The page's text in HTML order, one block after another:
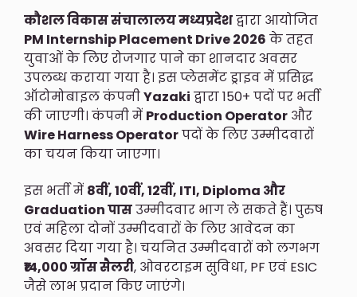
कौशल विकास संचालालय मध्यप्रदेशद्वारा आयोजित
PM Internship Placement Drive 2026 के तहत
युवाओं के लिए रोजगार पाने का शानदार अवसर
उपलब्ध कराया गया है। इस प्लेसमेंट ड्राइव में प्रसिद्ध
ऑटोमोबाइल कंपनीYazaki द्वारा 150+ पदों पर भर्ती
की जाएगी। कंपनी में Production Operator और
Wire Harness Operatorपदों के लिए उम्मीदवारों
का चयन किया जाएगा।
इस भर्ती में 8वीं, 10वीं, 12वीं, ITI, Diploma और
Graduation पासउम्मीदवार भाग ले सकते हैं। पुरुष
एवं महिला दोनों उम्मीदवारों के लिए आवेदन का
अवसर दिया गया है। चयनित उम्मीदवारों को लगभग
₹14,000 ग्रॉस सैलरी, ओवरटाइम सुविधा, PF एवं ESIC
जैसे लाभ प्रदान किए जाएंगे।